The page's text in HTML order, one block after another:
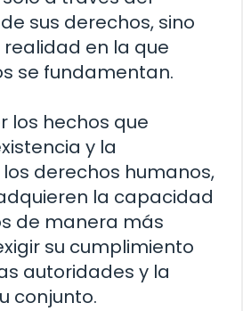
sus derechos, sino
en la que
se fundamentan.
los hechos que
y la
derechos humanos,
la capacidad
de manera más
su cumplimiento
autoridades y la
conjunto.